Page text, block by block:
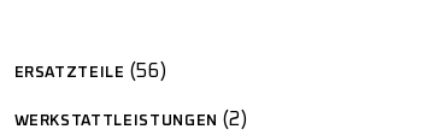
ERSATZTEILE 56
WERKSTATTLEISTUNGEN 2